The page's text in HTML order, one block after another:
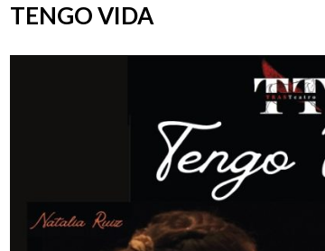
TENGO VIDA